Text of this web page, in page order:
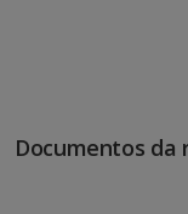
Documentos da